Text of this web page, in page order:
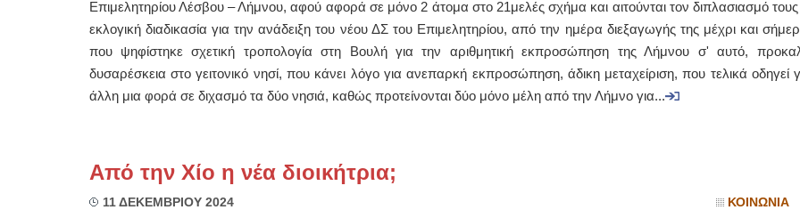
Επιμελητηρίου Λέσβου – Λήμνου, αφού αφορά σε μόνο 2 άτομα στο 21μελές σχήμα και αιτούνται τον διπλασιασμό
εκλογική διαδικασία για την ανάδειξη του νέου ΔΣ του Επιμελητηρίου, από την ημέρα διεξαγωγής της μέχρι και
που ψηφίστηκε σχετική τροπολογία στη Βουλή για την αριθμητική εκπροσώπηση της Λήμνου σ' αυτό,
δυσαρέσκεια στο γειτονικό νησί, που κάνει λόγο για ανεπαρκή εκπροσώπηση, άδικη μεταχείριση, που τελικά οδηγεί
άλλη μια φορά σε διχασμό τα δύο νησιά, καθώς προτείνονται δύο μόνο μέλη από την Λήμνο για...
Από την Χίο η νέα διοικήτρια;
11 ΔΕΚΕΜΒΡΙΟΥ 2024 ΚΟΙΝΩΝΙΑ
ΙΩΑΝΝΗΣ Α. ΜΑΛΛΙΑΣ
ΧΕΙΡΟΥΡΓΟΣ
ΟΦΘΑΛΜΙΑΤΡΟΣ
Διδάκτωρ Ιατρικής Σχολής
Πανεπιστημίου Αθηνών
Χειρουργός Ωτορινολαρυγγολόγος